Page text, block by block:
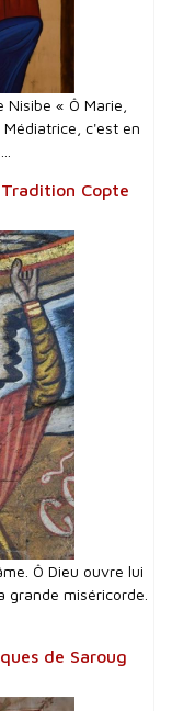
« Ô Marie,
c'est en
Copte
Ô Dieu ouvre lui
grande miséricorde.
de Saroug